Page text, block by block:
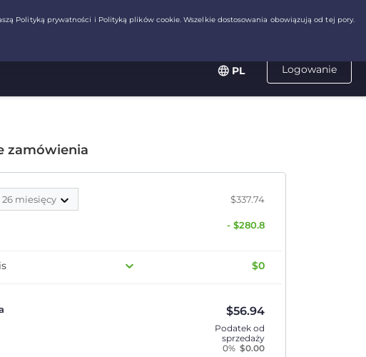
Logowanie
PL
zamówienia
26 miesięcy $337.74
- $280.8
$0
$56.94
Podatek od
sprzedaży
0% $0.00